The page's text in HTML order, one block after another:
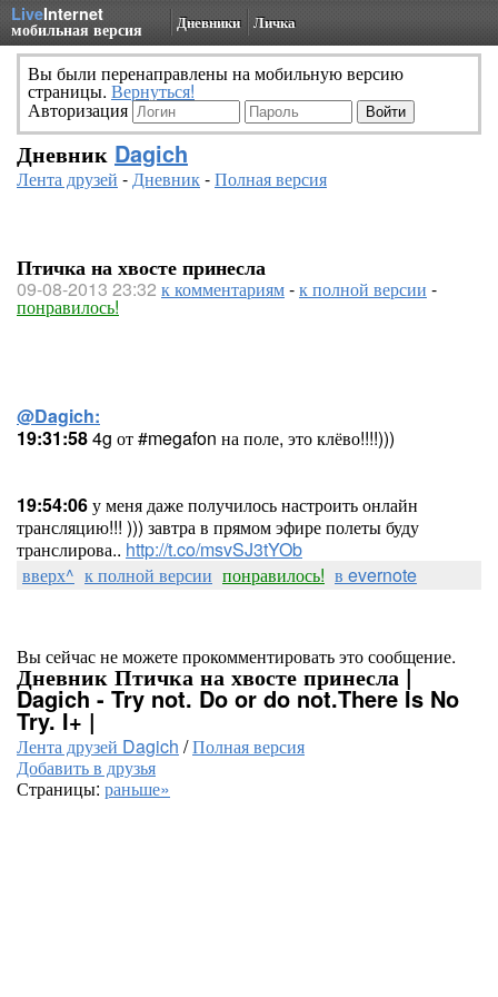
LiveInternet
мобильная версия Дневники Личка
Вы были перенаправлены на мобильную версию
страницы. Вернуться!
Авторизация
Дневник Dagich
Лента друзей -Дневник-Полная версия
Птичка на хвосте принесла
09-08-2013 23:32 к комментариям-к полной версии -
понравилось!
@Dagich:
19:31:584g от #megafon на поле, это клёво!!!!)))
19:54:06у меня даже получилось настроить онлайн
трансляцию!!! ))) завтра в прямом эфире полеты буду
транслирова.. http://t.co/msvSJ3tYOb
вверх^ к полной версии понравилось! в evernote
Вы сейчас не можете прокомментировать это сообщение.
Дневник Птичка на хвосте принесла |
Dagich - Try not. Do or do not.There Is No
Try. I+ |
Лента друзей Dagich /Полная версия
Добавить в друзья
Страницы: раньше»